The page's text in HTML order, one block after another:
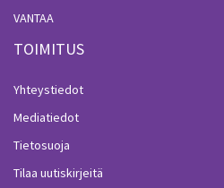
VANTAA
TOIMITUS
Yhteystiedot
Mediatiedot
Tietosuoja
Tilaa uutiskirjeitä